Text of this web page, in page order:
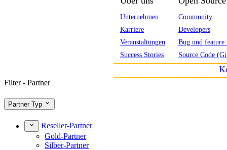
Unternehmen
Karriere
Veranstaltungen
Success Stories
Community
Developers
Bug und feature
Source Code
Filter - Partner
Partner Typ
Reseller-Partner
Gold-Partner
Silber-Partner